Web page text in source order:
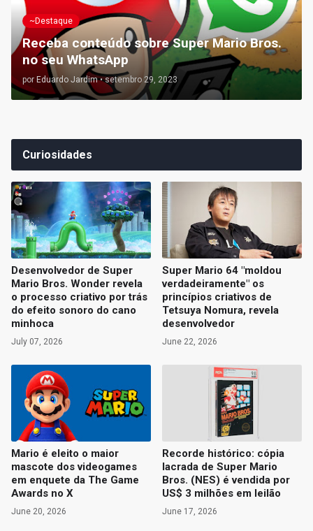
~Destaque
Receba conteúdo sobre Super Mario Bros.
no seu WhatsApp
por Eduardo Jardim • setembro 29, 2023
Curiosidades
Desenvolvedor de Super
Mario Bros. Wonder revela
o processo criativo por trás
do efeito sonoro do cano
minhoca
July 07, 2026
Super Mario 64 "moldou
verdadeiramente" os
princípios criativos de
Tetsuya Nomura, revela
desenvolvedor
June 22, 2026
Mario é eleito o maior
mascote dos videogames
em enquete da The Game
Awards no X
June 20, 2026
Recorde histórico: cópia
lacrada de Super Mario
Bros. (NES) é vendida por
US$ 3 milhões em leilão
June 17, 2026